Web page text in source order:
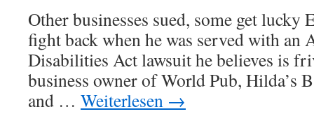
Other businesses sued, some get
fight back when he was served with an
Disabilities Act lawsuit he believes is
business owner of World Pub, Hilda’s
and … Weiterlesen →